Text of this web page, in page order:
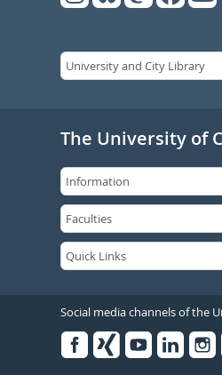
The University of
Social media channels of the